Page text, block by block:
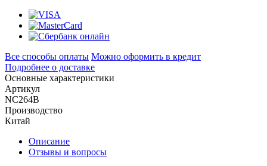
Все способы оплаты Можно оформить в кредит
Подробнее о доставке
Основные характеристики
Артикул
NC264B
Производство
Китай
Описание
Отзывы и вопросы